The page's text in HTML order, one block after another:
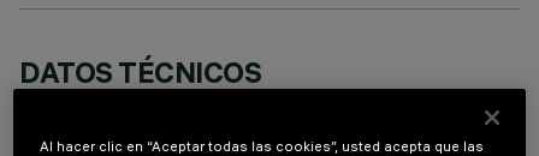
DATOS TÉCNICOS
Al hacer clic en “Aceptar todas las cookies”, usted acepta que las